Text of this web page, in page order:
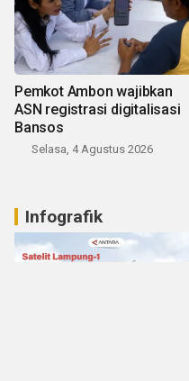
Pemkot Ambon wajibkan
ASN registrasi digitalisasi
Bansos
Selasa, 4 Agustus 2026
Infografik